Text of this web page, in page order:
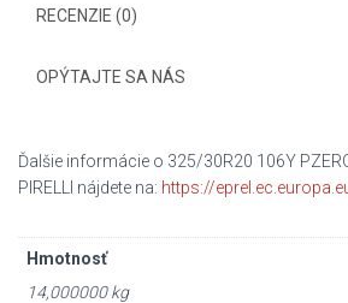
RECENZIE (0)
OPÝTAJTE SA NÁS
Ďalšie informácie o 325/30R20 106Y
PIRELLI nájdete na: https://
Hmotnosť
14,000000 kg